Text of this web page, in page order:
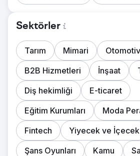
Sektörler
Tarım Mimari
Otomotiv
B2B Hizmetleri
İnşaat
Diş hekimliği
E-ticaret
Eğitim Kurumları
Moda
Fintech
Yiyecek ve İçecek
Şans Oyunları
Kamu